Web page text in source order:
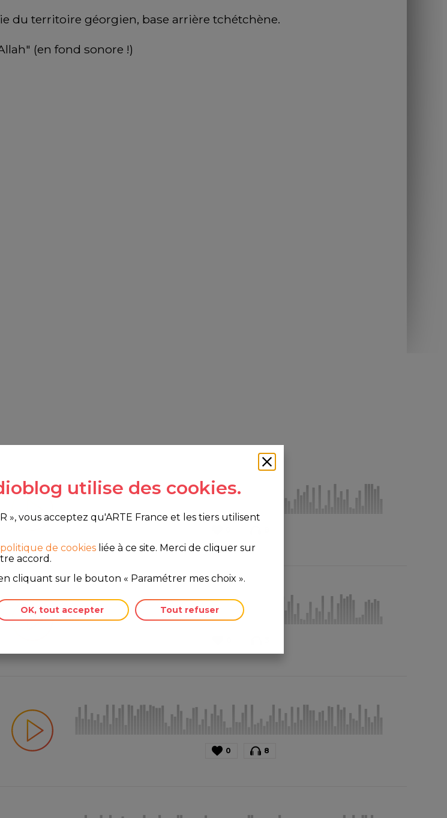
du territoire géorgien, base arrière tchétchène.
(en fond sonore !)
0 8
utilise des cookies.
», vous acceptez qu'ARTE France et les tiers utilisent
politique de cookies liée à ce site. Merci de cliquer sur
accord.
cliquant sur le bouton « Paramétrer mes choix ».
OK, tout accepter Tout refuser